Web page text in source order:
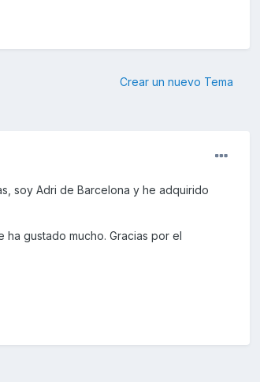
Crear un nuevo Tema
soy Adri de Barcelona y he adquirido
gustado mucho. Gracias por el